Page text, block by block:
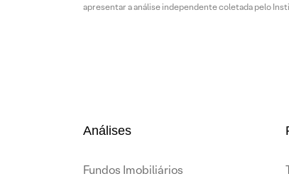
apresentar a análise independente coletada pelo
Análises
Fundos Imobiliários